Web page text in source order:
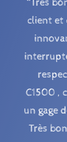
“Très
client et
C1500 ,
un gage
Très